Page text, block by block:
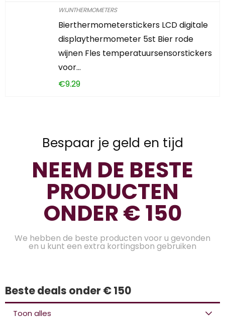
WIJNTHERMOMETERS
Bierthermometerstickers LCD digitale
displaythermometer 5st Bier rode
wijnen Fles temperatuursensorstickers
voor…
€9.29
Bespaar je geld en tijd
NEEM DE BESTE
PRODUCTEN
ONDER € 150
We hebben de beste producten voor u gevonden
en u kunt een extra kortingsbon gebruiken
Beste deals onder € 150
Toon alles